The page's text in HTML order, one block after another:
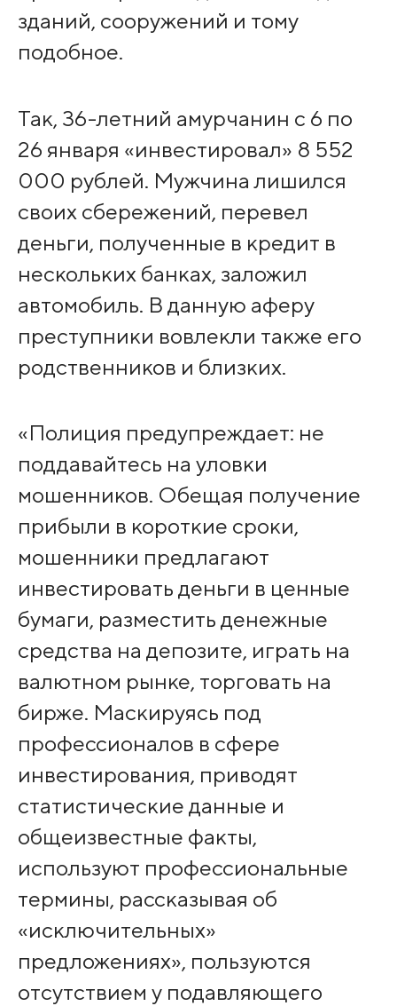
зданий, сооружений и тому
подобное.
Так, 36-летний амурчанин с 6 по
26 января «инвестировал» 8 552
000 рублей. Мужчина лишился
своих сбережений, перевел
деньги, полученные в кредит в
нескольких банках, заложил
автомобиль. В данную аферу
преступники вовлекли также его
родственников и близких.
«Полиция предупреждает: не
поддавайтесь на уловки
мошенников. Обещая получение
прибыли в короткие сроки,
мошенники предлагают
инвестировать деньги в ценные
бумаги, разместить денежные
средства на депозите, играть на
валютном рынке, торговать на
бирже. Маскируясь под
профессионалов в сфере
инвестирования, приводят
статистические данные и
общеизвестные факты,
используют профессиональные
термины, рассказывая об
«исключительных»
предложениях», пользуются
отсутствием у подавляющего